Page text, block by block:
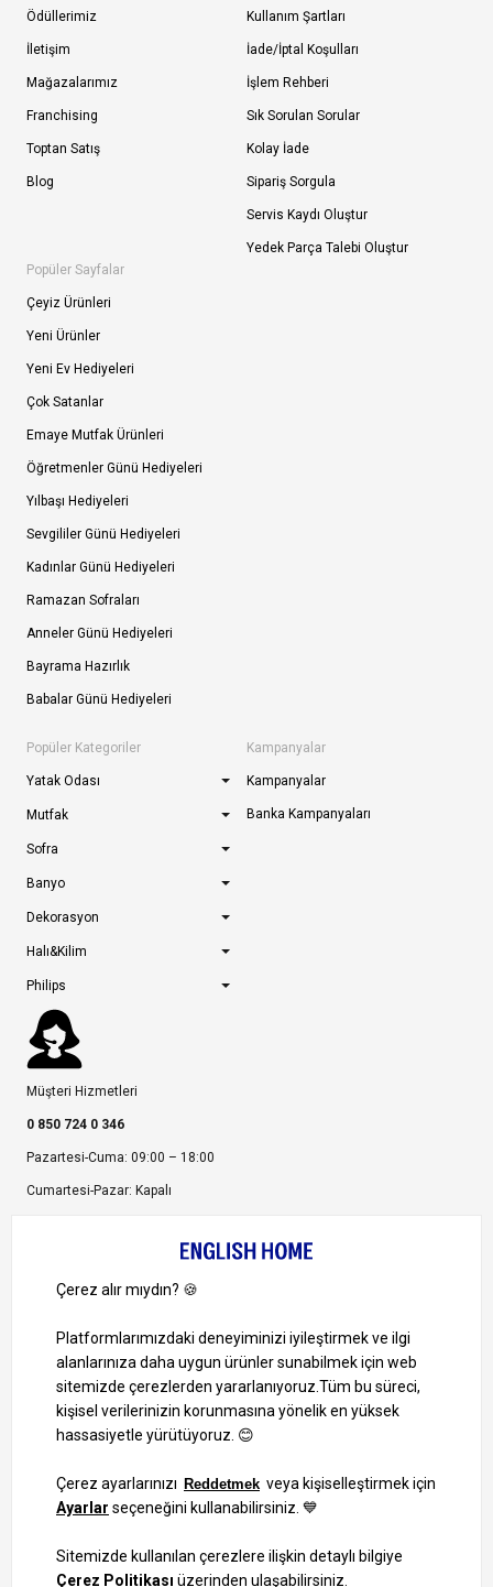
Ödüllerimiz
İletişim
Mağazalarımız
Franchising
Toptan Satış
Blog
Kullanım Şartları
İade/İptal Koşulları
İşlem Rehberi
Sık Sorulan Sorular
Kolay İade
Sipariş Sorgula
Servis Kaydı Oluştur
Yedek Parça Talebi Oluştur
Popüler Sayfalar
Çeyiz Ürünleri
Yeni Ürünler
Yeni Ev Hediyeleri
Çok Satanlar
Emaye Mutfak Ürünleri
Öğretmenler Günü Hediyeleri
Yılbaşı Hediyeleri
Sevgililer Günü Hediyeleri
Kadınlar Günü Hediyeleri
Ramazan Sofraları
Anneler Günü Hediyeleri
Bayrama Hazırlık
Babalar Günü Hediyeleri
Popüler Kategoriler
Yatak Odası
Mutfak
Sofra
Banyo
Dekorasyon
Halı&Kilim
Philips
Kampanyalar
Kampanyalar
Banka Kampanyaları
Müşteri Hizmetleri
0 850 724 0 346
Pazartesi-Cuma: 09:00 – 18:00
Cumartesi-Pazar: Kapalı
Ayrıcalıklardan yararlanmak için uygulamamızı indirin.
1000 TL ve Üzeri Alışverişlerinizde Kargo Bedava!
Bilgi Toplum Hizmetleri
KVKK Veri İşleme Politikamız